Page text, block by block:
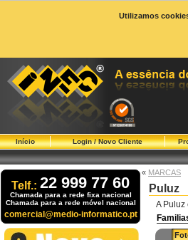
Utilizamos
Início Login / Novo Cliente
Telf.: 22 999 77 60
Chamada para a rede fixa nacional
Chamada para a rede móvel nacional
comercial@medio-informatico.pt
« MARCAS
Puluz
A